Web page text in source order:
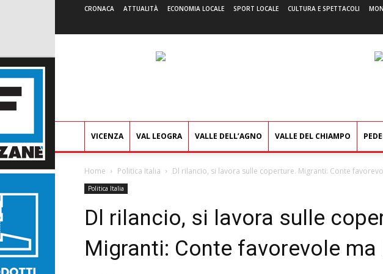
CRONACA ATTUALITÀ ECONOMIA LOCALE SPORT LOCALE CULTURA E SPETTACOLI
VICENZA VAL LEOGRA VALLE DELL’AGNO VALLE DEL CHIAMPO
Home Politica Italia Dl rilancio, si lavora sulle coperture. Migranti: Conte
Politica Italia
Dl rilancio, si lavora sulle
Migranti: Conte favorevole ma